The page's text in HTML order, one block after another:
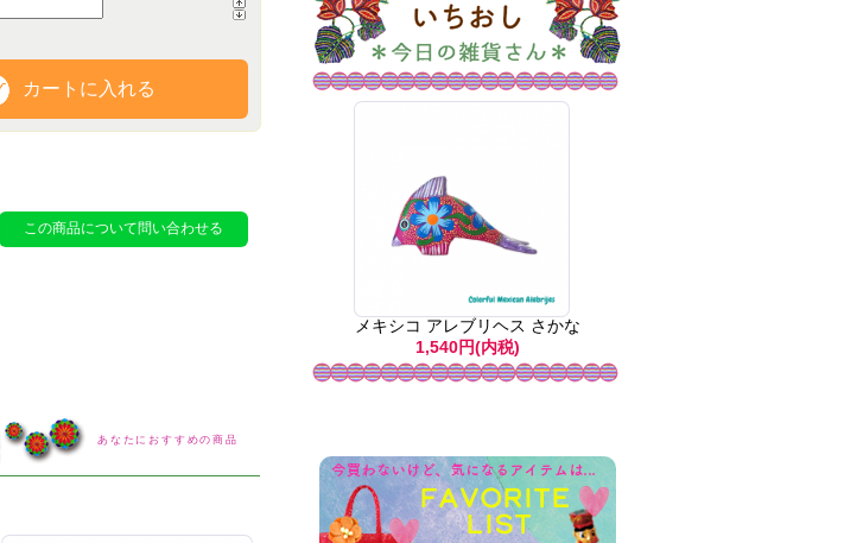
カートに入れる
この商品について問い合わせる
あなたにおすすめの商品
メキシコ アレブリヘス さかな
1,540円(内税)